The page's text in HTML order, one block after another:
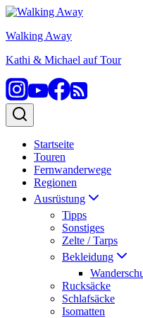
Zum
springen
Walking Away
Kathi & Michael auf Tour
Startseite
Touren
Fernwanderwege
Regionen
Ausrüstung
Tipps
Sonstiges
Zelte / Tarps
Bekleidung
Rucksäcke
Schlafsäcke
Isomatten